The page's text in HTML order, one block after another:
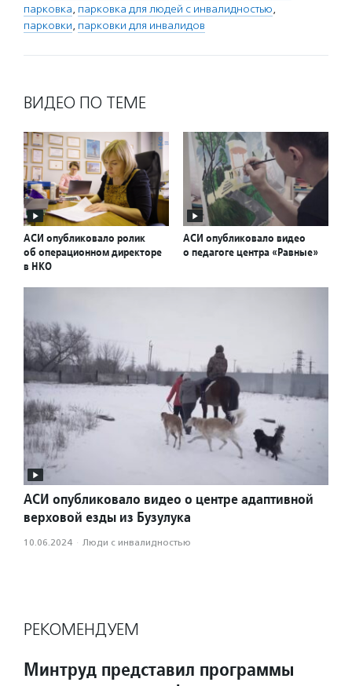
парковка, парковка для людей с инвалидностью,
парковки, парковки для инвалидов
ВИДЕО ПО ТЕМЕ
АСИ опубликовало ролик
об операционном директоре
в НКО
АСИ опубликовало видео
о педагоге центра «Равные»
АСИ опубликовало видео о центре адаптивной
верховой езды из Бузулука
10.06.2024 · Люди с инвалидностью
РЕКОМЕНДУЕМ
Минтруд представил программы